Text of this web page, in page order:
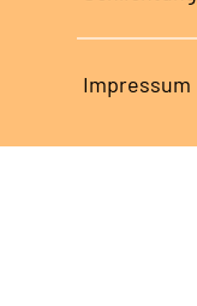
Impressum